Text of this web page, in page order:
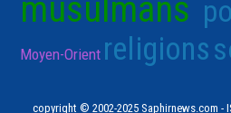
musulmans
Moyen-Orient religions
copyright © 2002-2025 Saphirnews.com -